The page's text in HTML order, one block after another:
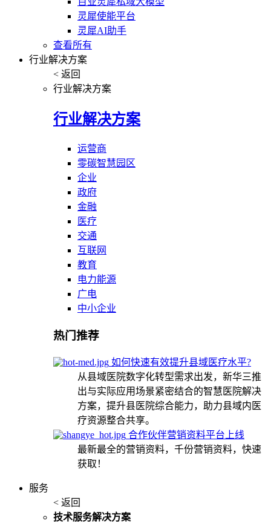
灵犀使能平台
灵犀AI助手
查看所有
行业解决方案
< 返回
行业解决方案
行业解决方案
运营商
零碳智慧园区
企业
政府
金融
医疗
交通
互联网
教育
电力能源
广电
中小企业
热门推荐
如何快速有效提升县域医疗水平?
从县域医院数字化转型需求出发，新华三推
出与实际应用场景紧密结合的智慧医院解决
方案，提升县医院综合能力，助力县域内医
疗资源整合共享。
合作伙伴营销资料平台上线
最新最全的营销资料，千份营销资料，快速
获取！
服务
< 返回
技术服务解决方案